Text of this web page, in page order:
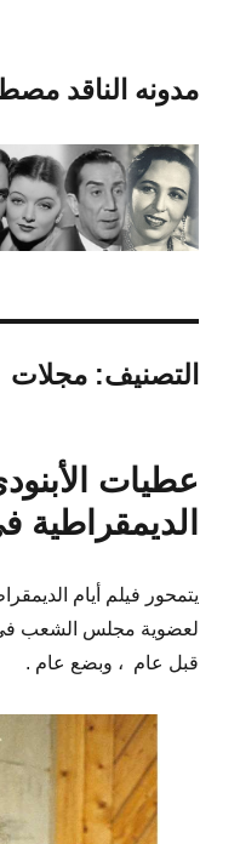
مدونه الناقد
التصنيف:مجلات
عطيات
الديمقراطية
يتمحور فيلم أيام
لعضوية مجلس الشعب في
قبل عام ، وبضع عام .